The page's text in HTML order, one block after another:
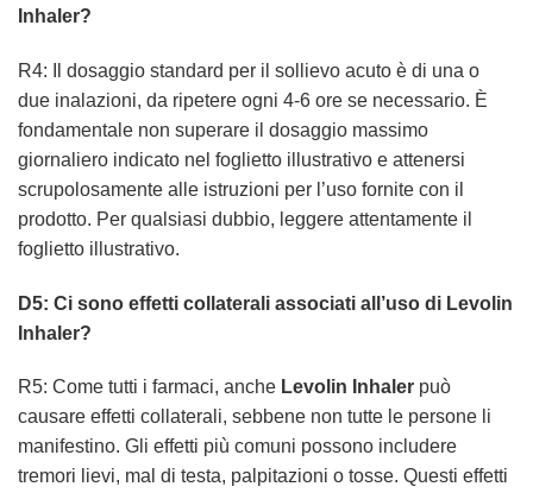
Inhaler?
R4: Il dosaggio standard per il sollievo acuto è di una o
due inalazioni, da ripetere ogni 4-6 ore se necessario. È
fondamentale non superare il dosaggio massimo
giornaliero indicato nel foglietto illustrativo e attenersi
scrupolosamente alle istruzioni per l’uso fornite con il
prodotto. Per qualsiasi dubbio, leggere attentamente il
foglietto illustrativo.
D5: Ci sono effetti collaterali associati all’uso di Levolin
Inhaler?
R5: Come tutti i farmaci, anche Levolin Inhaler può
causare effetti collaterali, sebbene non tutte le persone li
manifestino. Gli effetti più comuni possono includere
tremori lievi, mal di testa, palpitazioni o tosse. Questi effetti